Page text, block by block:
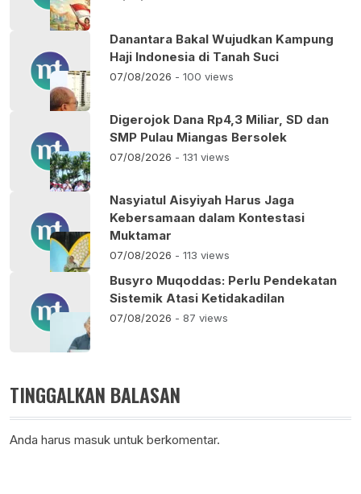
Danantara Bakal Wujudkan Kampung
Haji Indonesia di Tanah Suci
07/08/2026 - 100 views
Digerojok Dana Rp4,3 Miliar, SD dan
SMP Pulau Miangas Bersolek
07/08/2026 - 131 views
Nasyiatul Aisyiyah Harus Jaga
Kebersamaan dalam Kontestasi
Muktamar
07/08/2026 - 113 views
Busyro Muqoddas: Perlu Pendekatan
Sistemik Atasi Ketidakadilan
07/08/2026 - 87 views
TINGGALKAN BALASAN
Anda harus masuk untuk berkomentar.